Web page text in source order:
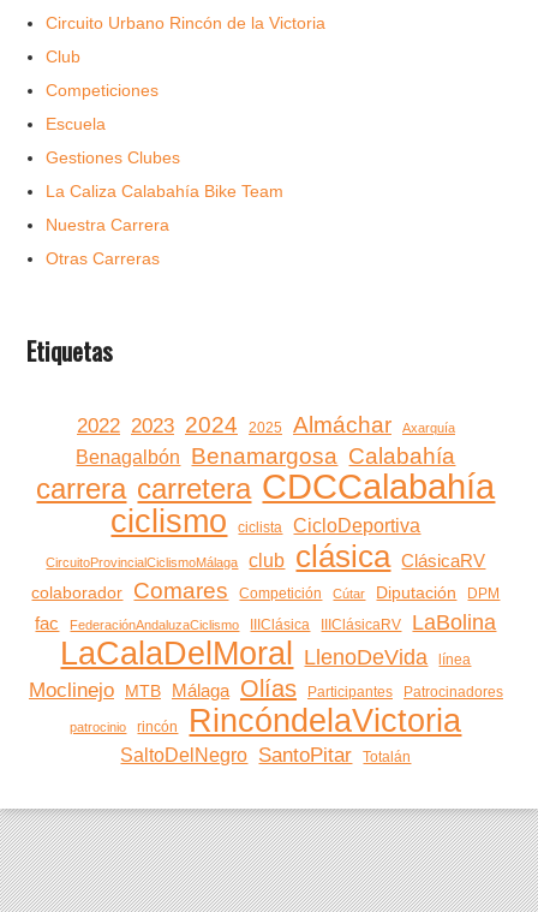
Circuito Urbano Rincón de la Victoria
Club
Competiciones
Escuela
Gestiones Clubes
La Caliza Calabahía Bike Team
Nuestra Carrera
Otras Carreras
Etiquetas
2022 2023 2024 2025 Almáchar Axarquía
Benagalbón Benamargosa Calabahía
carrera carretera CDCCalabahía
ciclismo ciclista CicloDeportiva
CircuitoProvincialCiclismoMálaga club clásica ClásicaRV
colaborador Comares Competición Cútar Diputación DPM
fac FederaciónAndaluzaCiclismo IIIClásica IIIClásicaRV LaBolina
LaCalaDelMoral LlenoDeVida línea
Moclinejo MTB Málaga Olías Participantes Patrocinadores
patrocinio rincón RincóndelaVictoria
SaltoDelNegro SantoPitar Totalán